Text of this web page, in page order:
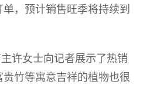
，预计销售旺季将持续到
许女士向记者展示了热销
竹等寓意吉祥的植物也很